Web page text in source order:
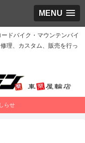
MENU
ドバイク・マウンテンバイ
理、カスタム、販売を行っ
らせ